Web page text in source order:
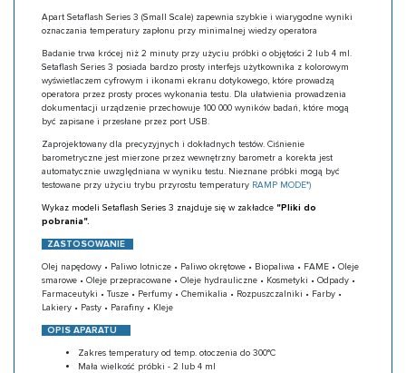
Apart Setaflash Series 3 (Small Scale) zapewnia szybkie i wiarygodne wyniki
oznaczania temperatury zapłonu przy minimalnej wiedzy operatora
Badanie trwa krócej niż 2 minuty przy użyciu próbki o objętości 2 lub 4 ml.
Setaflash Series 3 posiada bardzo prosty interfejs użytkownika z kolorowym
wyświetlaczem cyfrowym i ikonami ekranu dotykowego, które prowadzą
operatora przez prosty proces wykonania testu. Dla ułatwienia prowadzenia
dokumentacji urządzenie przechowuje 100 000 wyników badań, które mogą
być zapisane i przesłane przez port USB.
Zaprojektowany dla precyzyjnych i dokładnych testów. Ciśnienie
barometryczne jest mierzone przez wewnętrzny barometr a korekta jest
automatycznie uwzględniana w wyniku testu. Nieznane próbki mogą być
testowane przy użyciu trybu przyrostu temperatury RAMP MODE*)
Wykaz modeli Setaflash Series 3 znajduje się w zakładce "Pliki do
pobrania".
ZASTOSOWANIE
Olej napędowy • Paliwo lotnicze • Paliwo okrętowe • Biopaliwa • FAME • Oleje
smarowe • Oleje przepracowane • Oleje hydrauliczne • Kosmetyki • Odpady •
Farmaceutyki • Tusze • Perfumy • Chemikalia • Rozpuszczalniki • Farby •
Lakiery • Pasty • Parafiny • Kleje
OPIS APARATU
Zakres temperatury od temp. otoczenia do 300°C
Mała wielkość próbki - 2 lub 4 ml